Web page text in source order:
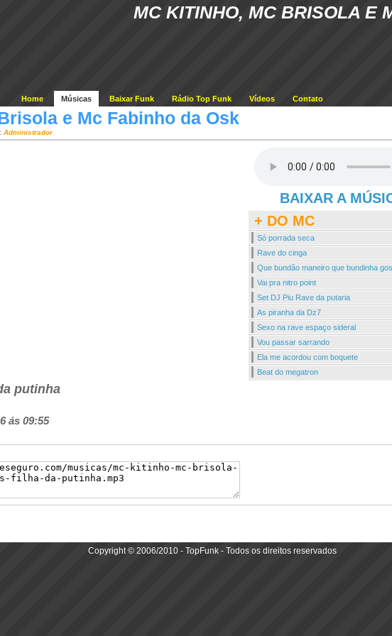
MC KITINHO, MC BRISOLA E
Home Músicas Baixar Funk Rádio Top Funk Vídeos Contato
e Mc Fabinho da Osk
Administrador
BAIXAR A
+ DO MC
Só porrada seca
Rave do cinga
Que bundão maneiro que bundinha
Vai pra nitro point
Set DJ Piu Rave da putaria
As piranha da Dz7
Sexo na rave espaço sideral
Vou passar sarrando
Ela me acordou com boquete
Beat do megatron
putinha
ás 09:55
Copyright © 2006/2010 - TopFunk - Todos os direitos reservados